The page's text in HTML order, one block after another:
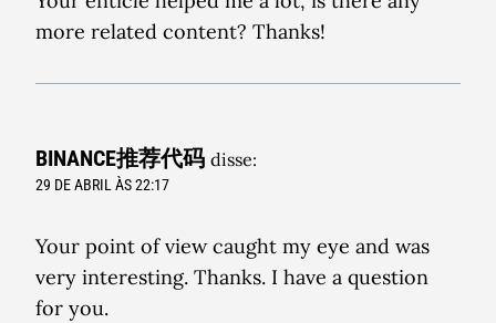
more related content? Thanks!
BINANCE推荐代码 disse:
29 DE ABRIL ÀS 22:17
Your point of view caught my eye and was
very interesting. Thanks. I have a question
for you.